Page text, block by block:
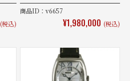
(税込)
商品ID：v6657
¥1,980,000 (税込)